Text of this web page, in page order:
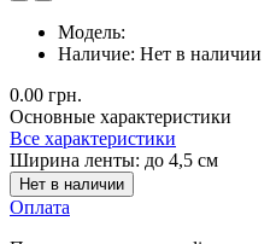
Модель:
Наличие: Нет в наличии
0.00 грн.
Основные характеристики
Все характеристики
Ширина ленты: до 4,5 см
Нет в наличии
Оплата